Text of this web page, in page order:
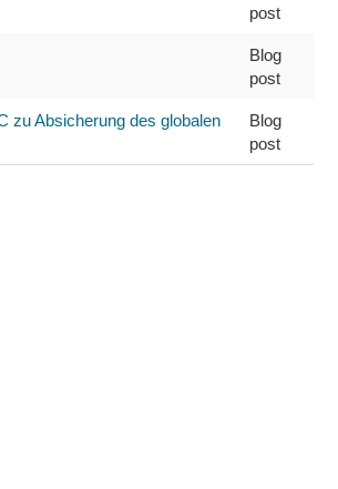
post
Blog
post
zu Absicherung des globalen
Blog
post